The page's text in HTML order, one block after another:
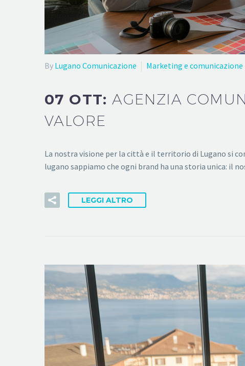
By Lugano Comunicazione Marketing e comunicazione
07 OTT:AGENZIA
VALORE
La nostra visione per la città e il territorio di Lugano si
lugano sappiamo che ogni brand ha una storia unica: il
LEGGI ALTRO